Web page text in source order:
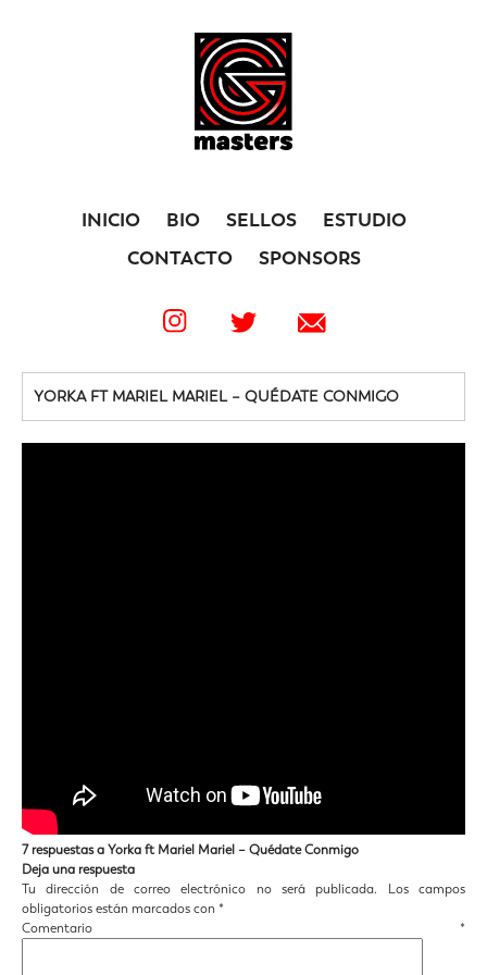
INICIO BIO SELLOS
ESTUDIO
CONTACTO
SPONSORS
YORKA FT MARIEL MARIEL – QUÉDATE CONMIGO
7 respuestas a Yorka ft Mariel Mariel – Quédate Conmigo
Deja una respuesta
Tu dirección de correo electrónico no será publicada.
Los campos
obligatorios están marcados con *
Comentario *